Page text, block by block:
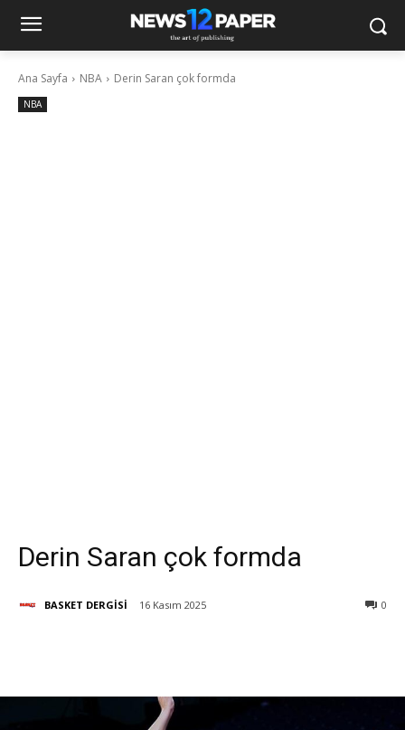
Ana Sayfa NBA Derin Saran çok formda
NBA
Derin Saran çok formda
BASKET DERGİSİ 16 Kasım 2025 0